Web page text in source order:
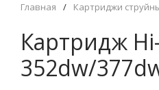
Главная / Картриджи
Картридж
352dw/